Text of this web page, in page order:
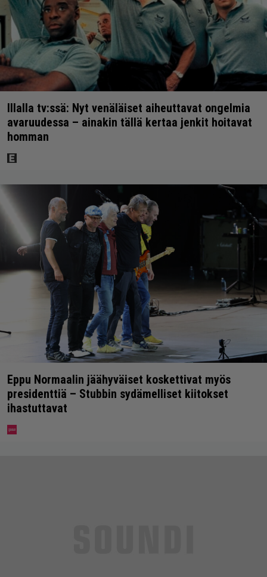
Illalla tv:ssä: Nyt venäläiset aiheuttavat ongelmia
avaruudessa – ainakin tällä kertaa jenkit hoitavat
homman
Eppu Normaalin jäähyväiset koskettivat myös
presidenttiä – Stubbin sydämelliset kiitokset
ihastuttavat